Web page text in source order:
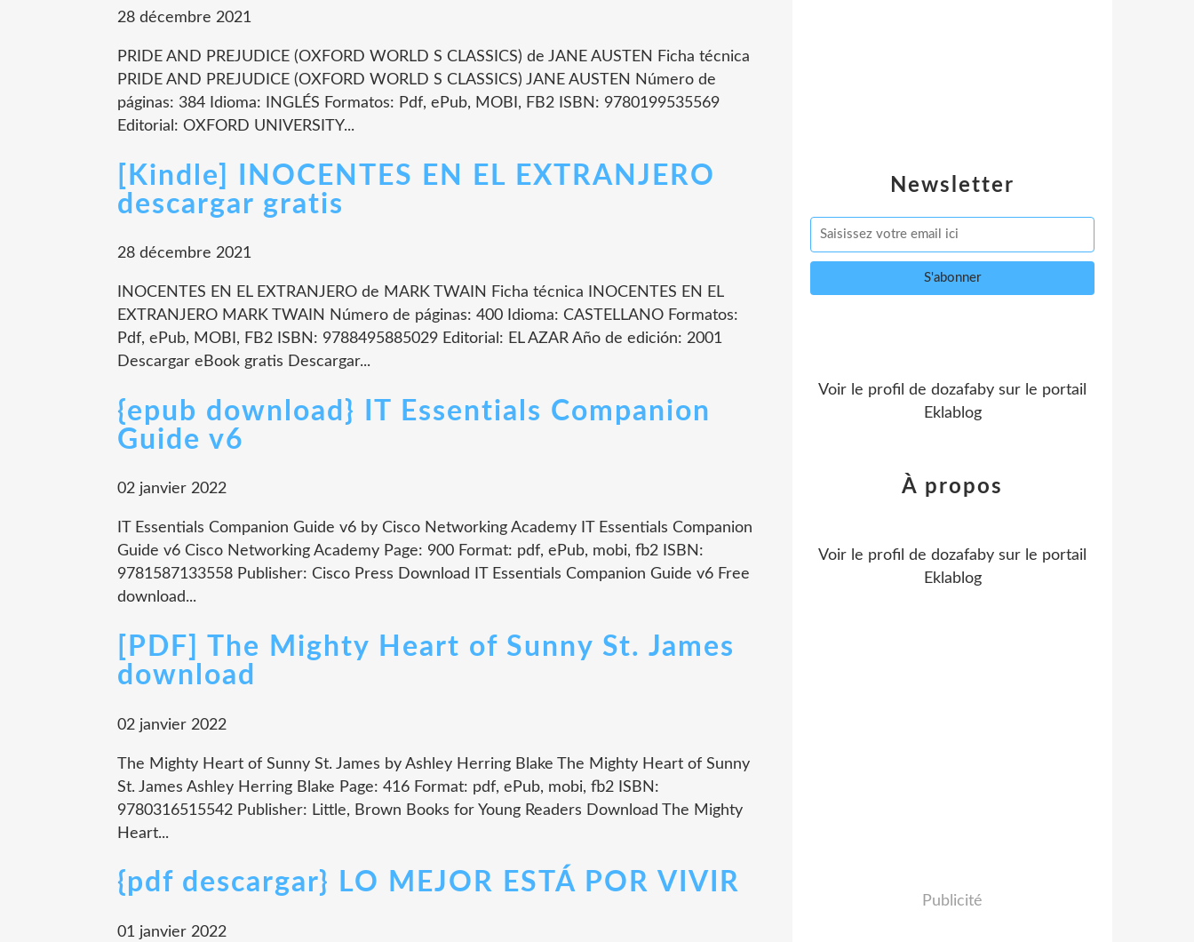
28 décembre 2021
PRIDE AND PREJUDICE (OXFORD WORLD S CLASSICS) de JANE AUSTEN Ficha técnica
PRIDE AND PREJUDICE (OXFORD WORLD S CLASSICS) JANE AUSTEN Número de
páginas: 384 Idioma: INGLÉS Formatos: Pdf, ePub, MOBI, FB2 ISBN: 9780199535569
Editorial: OXFORD UNIVERSITY...
[Kindle] INOCENTES EN EL EXTRANJERO
descargar gratis
28 décembre 2021
INOCENTES EN EL EXTRANJERO de MARK TWAIN Ficha técnica INOCENTES EN EL
EXTRANJERO MARK TWAIN Número de páginas: 400 Idioma: CASTELLANO Formatos:
Pdf, ePub, MOBI, FB2 ISBN: 9788495885029 Editorial: EL AZAR Año de edición: 2001
Descargar eBook gratis Descargar...
{epub download} IT Essentials Companion
Guide v6
02 janvier 2022
IT Essentials Companion Guide v6 by Cisco Networking Academy IT Essentials Companion
Guide v6 Cisco Networking Academy Page: 900 Format: pdf, ePub, mobi, fb2 ISBN:
9781587133558 Publisher: Cisco Press Download IT Essentials Companion Guide v6 Free
download...
[PDF] The Mighty Heart of Sunny St. James
download
02 janvier 2022
The Mighty Heart of Sunny St. James by Ashley Herring Blake The Mighty Heart of Sunny
St. James Ashley Herring Blake Page: 416 Format: pdf, ePub, mobi, fb2 ISBN:
9780316515542 Publisher: Little, Brown Books for Young Readers Download The Mighty
Heart...
{pdf descargar} LO MEJOR ESTÁ POR VIVIR
01 janvier 2022
Newsletter
Voir le profil de dozafaby sur le portail
Eklablog
À propos
Voir le profil de dozafaby sur le portail
Eklablog
Publicité